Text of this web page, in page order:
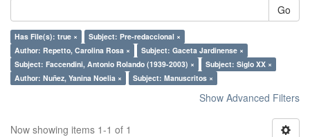
Go
Has File(s): true ×
Subject: Pre-redaccional ×
Author: Repetto, Carolina Rosa ×
Subject: Gaceta Jardinense ×
Subject: Faccendini, Antonio Rolando (1939-2003) ×
Subject: Siglo XX ×
Author: Nuñez, Yanina Noelia ×
Subject: Manuscritos ×
Show Advanced Filters
Now showing items 1-1 of 1